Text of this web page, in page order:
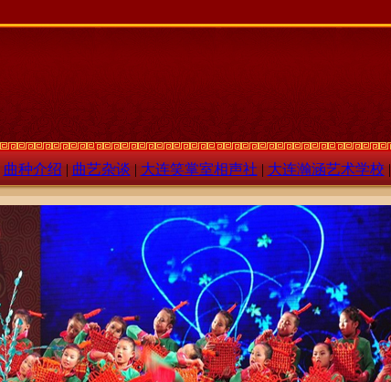
曲种介绍 | 曲艺杂谈 | 大连笑掌室相声社 | 大连瀚涵艺术学校 |